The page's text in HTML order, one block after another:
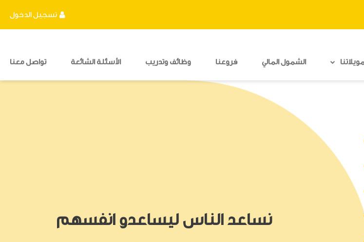
تسجيل الدخول
الشمول المالي فروعنا وظائف وتدريب الأسئلة الشائعة تواصل معنا
نساعد الناس ليساعدو انفسهم